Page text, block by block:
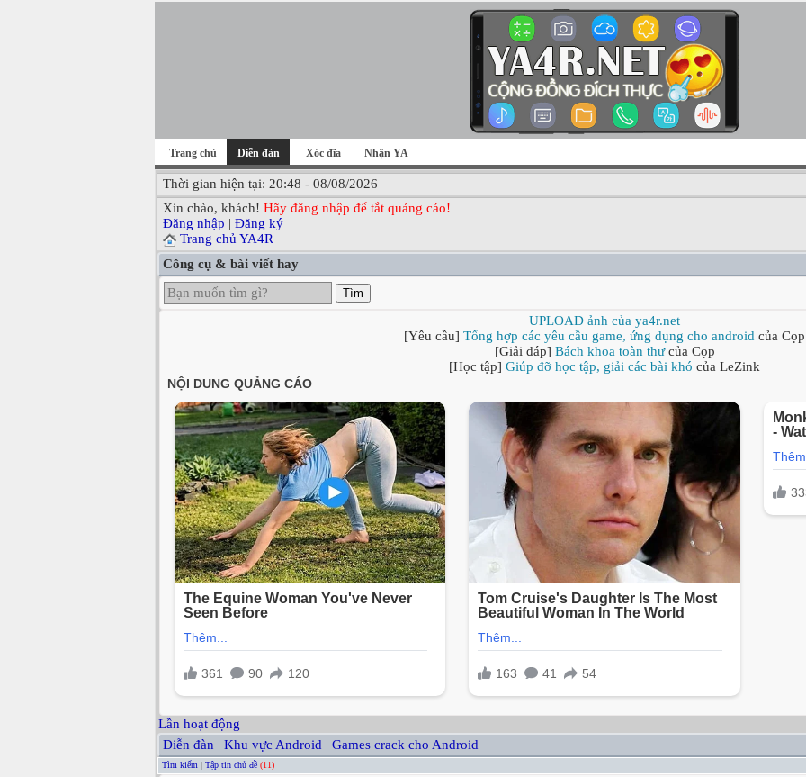
Trang chủ Diễn đàn Xóc đĩa Nhận YA
Thời gian hiện tại: 20:48 - 08/08/2026
Xin chào, khách! Hãy đăng nhập để tắt quảng cáo!
Đăng nhập | Đăng ký
Trang chủ YA4R
Công cụ & bài viết hay
Tìm
UPLOAD ảnh của ya4r.net
[Yêu cầu] Tổng hợp các yêu cầu game, ứng dụng cho android của Cọp
[Giải đáp] Bách khoa toàn thưcủa Cọp
[Học tập] Giúp đỡ học tập, giải các bài khó của LeZink
Lần hoạt động
Diễn đàn | Khu vực Android | Games crack cho Android
Tìm kiếm | Tập tin chủ đề (11)